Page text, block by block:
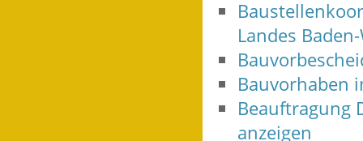
Landes
Bauvorhaben
Beauftragung
anzeigen